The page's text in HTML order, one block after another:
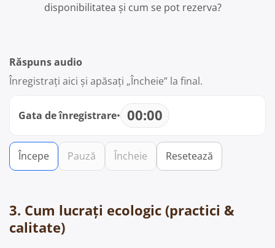
disponibilitatea și cum se pot rezerva?
Răspuns audio
Înregistrați aici și apăsați „Încheie” la final.
Gata de înregistrare• 00:00
Începe Pauză Încheie Resetează
3. Cum lucrați ecologic (practici &
calitate)